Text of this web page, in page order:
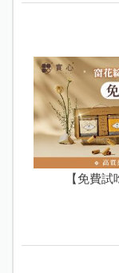
【免費